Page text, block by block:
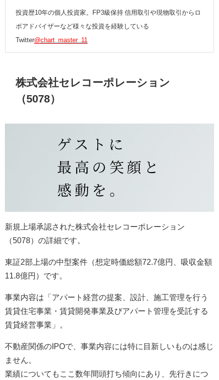
投資歴10年の個人投資家。FP3級保持 信用取引や現物取引からロ
ボアドバイザーなど様々な投資を経験している
Twitter@chart_master_11
株式会社セレコーポレーション
（5078）
新規上場承認された株式会社セレコーポレーション
（5078）の詳細です。
東証2部上場の中型案件（想定時価総額72.7億円、吸収金額
11.8億円）です。
事業内容は「アパート経営の提案、設計、施工管理を行う
賃貸住宅事業・賃貸開発事業及びアパート管理を受託する
賃貸経営事業」。
不動産関係のIPOで、事業内容には特に目新しいものは感じ
ません。
業績についてもここ数年間頭打ち傾向にあり、先行きにつ